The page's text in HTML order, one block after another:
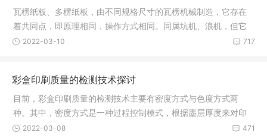
瓦楞纸板、多楞纸板，由不同规格尺寸的瓦楞机械制造，它存在
着共同点，即原理相同，操作方式相同。同属坑机、浪机，但它
存在着异
717
2022-03-10
彩盒印刷质量的检测技术探讨
目前，彩盒印刷质量的检测技术主要有密度方式与色度方式两
种。其中，密度方式是一种过程控制模式，根据墨层厚度来对印
刷生产过程
471
2022-03-08